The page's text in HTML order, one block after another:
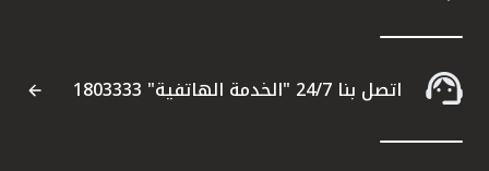
اتصل بنا 24/7 "الخدمة الهاتفية" 1803333